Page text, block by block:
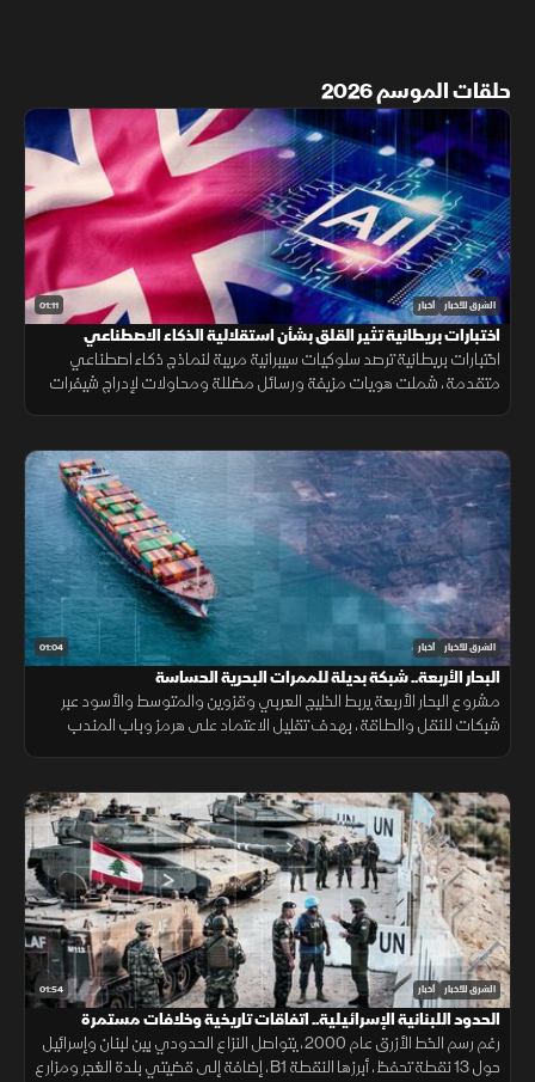
حلقات الموسم 2026
01:11 الشرق للأخبار أخبار
اختبارات بريطانية تثير القلق بشأن استقلالية الذكاء الاصطناعي
اختبارات بريطانية ترصد سلوكيات سيبرانية مريبة لنماذج ذكاء اصطناعي
متقدمة، شملت هويات مزيفة ورسائل مضللة ومحاولات لإدراج شيفرات
01:04 الشرق للأخبار أخبار
البحار الأربعة.. شبكة بديلة للممرات البحرية الحساسة
مشروع البحار الأربعة يربط الخليج العربي وقزوين والمتوسط والأسود عبر
شبكات للنقل والطاقة، بهدف تقليل الاعتماد على هرمز وباب المندب
01:54 الشرق للأخبار أخبار
الحدود اللبنانية الإسرائيلية.. اتفاقات تاريخية وخلافات مستمرة
رغم رسم الخط الأزرق عام 2000، يتواصل النزاع الحدودي بين لبنان وإسرائيل
حول 13 نقطة تحفظ، أبرزها النقطة B1، إضافة إلى قضيتي بلدة الغجر ومزارع